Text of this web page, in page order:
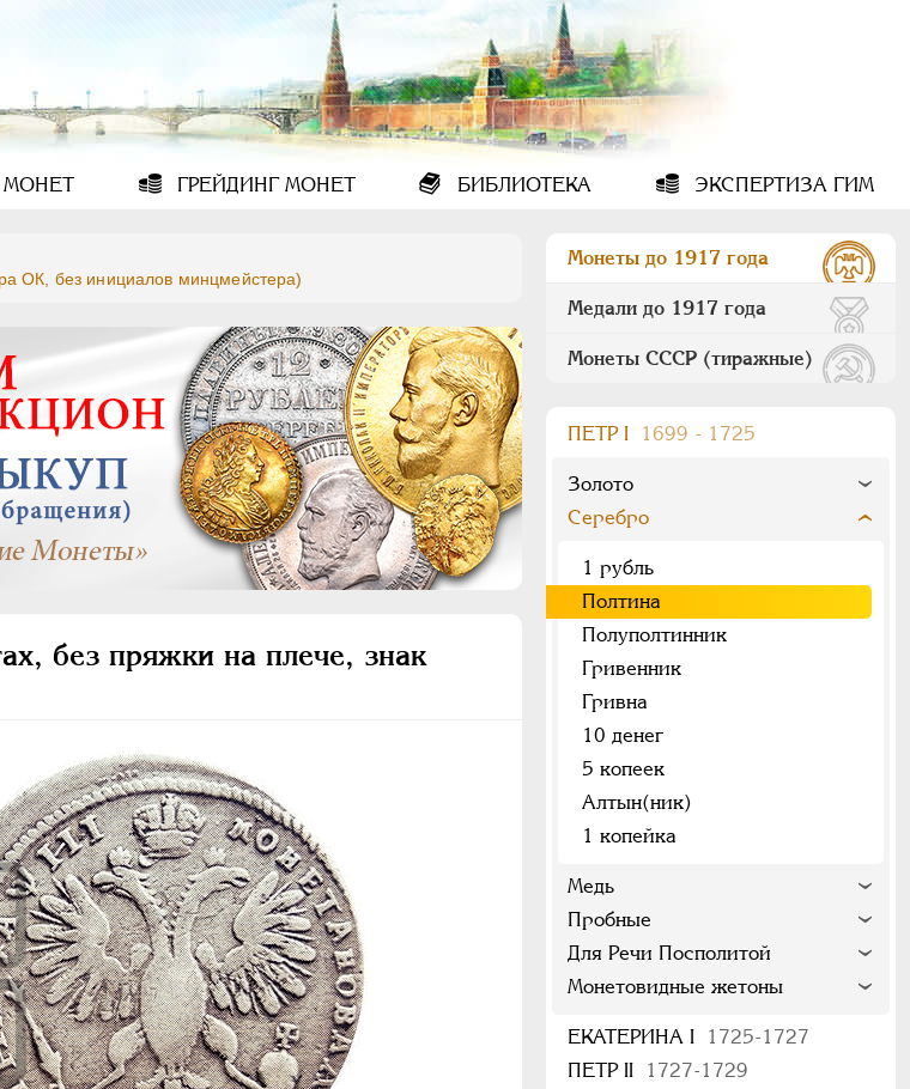
МОНЕТ ГРЕЙДИНГМОНЕТ БИБЛИОТЕКА ЭКСПЕРТИЗА ГИМ
ОК, без инициалов минцмейстера)
без пряжки на плече, знак
Монеты до 1917 года
Медали до 1917 года
Монеты СССР (тиражные)
ПEТР I 1699 - 1725
Золото
Серебро
1 рубль
Полтина
Полуполтинник
Гривенник
Гривна
10 денег
5 копеек
Алтын(ник)
1 копейка
Медь
Пробные
Для Речи Посполитой
Монетовидные жетоны
ЕКАТЕРИНА I
1725-1727
ПЕТР II
1727-1729